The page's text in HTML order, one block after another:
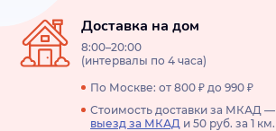
Доставка на дом
8:00–20:00
(интервалы по 4 часа)
По Москве: от 800 ₽ до 990 ₽
Стоимость доставки за МКАД —
выезд за МКАД и 50 руб. за 1 км.